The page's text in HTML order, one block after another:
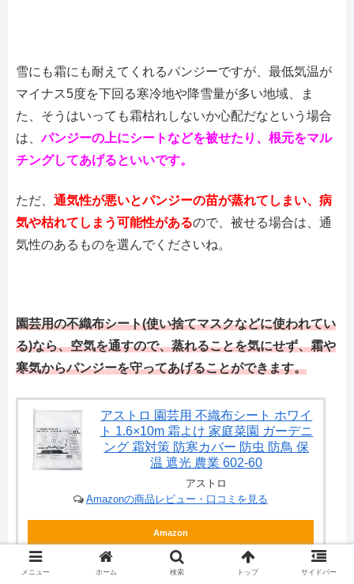
雪にも霜にも耐えてくれるパンジーですが、最低気温が
マイナス5度を下回る寒冷地や降雪量が多い地域、ま
た、そうはいっても霜枯れしないか心配だなという場合
は、パンジーの上にシートなどを被せたり、根元をマル
チングしてあげるといいです。
ただ、 通気性が悪いとパンジーの苗が蒸れてしまい、病
気や枯れてしまう可能性があるので、被せる場合は、通
気性のあるものを選んでくださいね。
園芸用の不織布シート(使い捨てマスクなどに使われてい
る)なら、空気を通すので、蒸れることを気にせず、霜や
寒気からパンジーを守ってあげることができます。
アストロ 園芸用 不織布シート ホワイ
ト 1.6×10m 霜よけ 家庭菜園 ガーデニ
ング 霜対策 防寒カバー 防虫 防鳥 保
温 遮光 農業 602-60
アストロ
Amazonの商品レビュー・口コミを見る
Amazon
楽天
メニュー ホーム 検索 トップ サイドバー